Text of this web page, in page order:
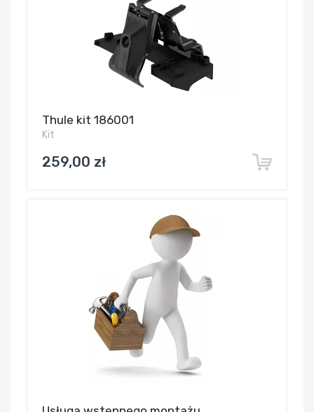
Thule kit 186001
Kit
259,00 zł